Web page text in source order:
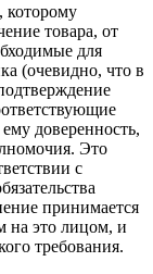
которому
товара, от
для
(очевидно, что в
доверенность,
Это
с
принимается
на это лицом, и
требования.